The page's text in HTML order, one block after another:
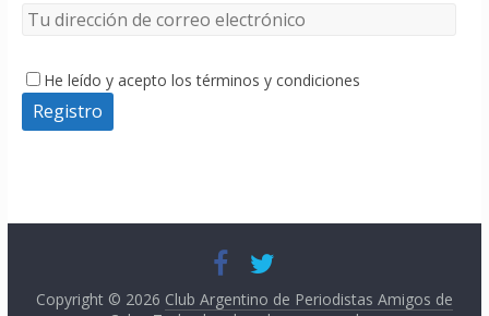
He leído y acepto los términos y condiciones
Copyright © 2026 Club Argentino de Periodistas Amigos de